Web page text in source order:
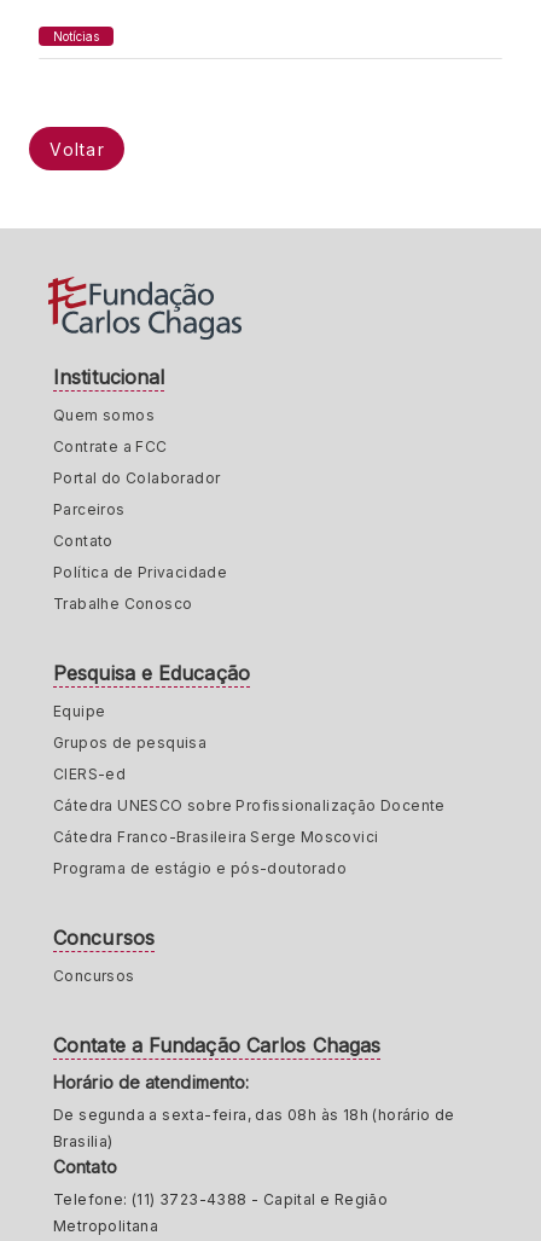
Notícias
Voltar
Institucional
Quem somos
Contrate a FCC
Portal do Colaborador
Parceiros
Contato
Política de Privacidade
Trabalhe Conosco
Pesquisa e Educação
Equipe
Grupos de pesquisa
CIERS-ed
Cátedra UNESCO sobre Profissionalização Docente
Cátedra Franco-Brasileira Serge Moscovici
Programa de estágio e pós-doutorado
Concursos
Concursos
Contate a Fundação Carlos Chagas
Horário de atendimento:
De segunda a sexta-feira, das 08h às 18h (horário de
Brasilia)
Contato
Telefone: (11) 3723-4388 - Capital e Região
Metropolitana